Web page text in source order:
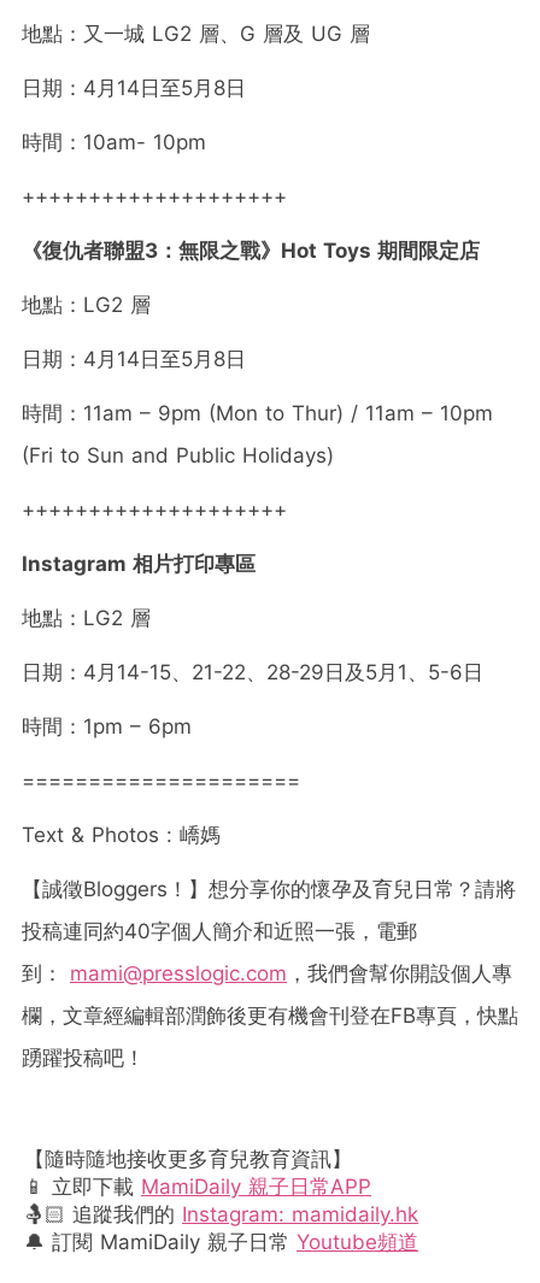
地點：又一城 LG2 層、G 層及 UG 層
日期：4月14日至5月8日
時間：10am- 10pm
++++++++++++++++++++
《復仇者聯盟3：無限之戰》Hot Toys 期間限定店
地點：LG2 層
日期：4月14日至5月8日
時間：11am – 9pm (Mon to Thur) / 11am – 10pm
(Fri to Sun and Public Holidays)
++++++++++++++++++++
Instagram 相片打印專區
地點：LG2 層
日期：4月14-15、21-22、28-29日及5月1、5-6日
時間：1pm – 6pm
=====================
Text & Photos : 嶠媽
【誠徵Bloggers ！】想分享你的懷孕及育兒日常？請將
投稿連同約40字個人簡介和近照一張，電郵
到：
mami@presslogic.com ，我們會幫你開設個人專
欄，文章經編輯部潤飾後更有機會刊登在FB專頁，快點
踴躍投稿吧！
【隨時隨地接收更多育兒教育資訊】
📱 立即下載 MamiDaily 親子日常APP
🤱🏻 追蹤我們的 Instagram: mamidaily.hk
🔔 訂閱 MamiDaily 親子日常 Youtube頻道